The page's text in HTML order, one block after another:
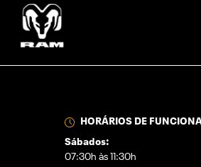
HORÁRIOS DE
Sábados:
07:30h às 11:30h